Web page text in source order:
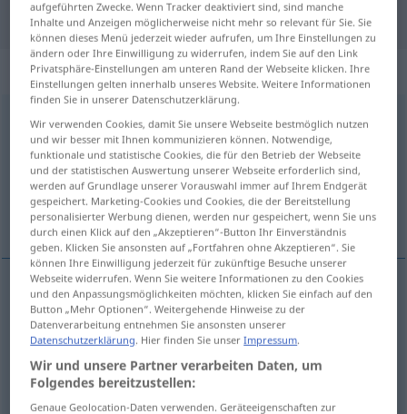
"Zufall" Französisch Übersetzung
„Zufall“: Maskulinum
Zufallm
Übersicht aller Übersetzungen
(Für mehr Details die Übersetzung anklicken/antippen)
hasard, coïncidence
hasardm Zufall
coïncidencef Zufall (≈ Zusammentreffen)
aufgeführten Zwecke. Wenn Tracker deaktiviert sind, sind manche
Inhalte und Anzeigen möglicherweise nicht mehr so relevant für Sie. Sie
können dieses Menü jederzeit wieder aufrufen, um Ihre Einstellungen zu
ändern oder Ihre Einwilligung zu widerrufen, indem Sie auf den Link
Privatsphäre-Einstellungen am unteren Rand der Webseite klicken. Ihre
Einstellungen gelten innerhalb unseres Website. Weitere Informationen
finden Sie in unserer Datenschutzerklärung.
Wir verwenden Cookies, damit Sie unsere Webseite bestmöglich nutzen
und wir besser mit Ihnen kommunizieren können. Notwendige,
funktionale und statistische Cookies, die für den Betrieb der Webseite
und der statistischen Auswertung unserer Webseite erforderlich sind,
werden auf Grundlage unserer Vorauswahl immer auf Ihrem Endgerät
gespeichert. Marketing-Cookies und Cookies, die der Bereitstellung
personalisierter Werbung dienen, werden nur gespeichert, wenn Sie uns
durch einen Klick auf den „Akzeptieren“-Button Ihr Einverständnis
geben. Klicken Sie ansonsten auf „Fortfahren ohne Akzeptieren“. Sie
können Ihre Einwilligung jederzeit für zukünftige Besuche unserer
Webseite widerrufen. Wenn Sie weitere Informationen zu den Cookies
und den Anpassungsmöglichkeiten möchten, klicken Sie einfach auf den
Button „Mehr Optionen“. Weitergehende Hinweise zu der
Datenverarbeitung entnehmen Sie ansonsten unserer
Datenschutzerklärung. Hier finden Sie unserImpressum.
Wir und unsere Partner verarbeiten Daten, um
Folgendes bereitzustellen:
Genaue Geolocation-Daten verwenden. Geräteeigenschaften zur